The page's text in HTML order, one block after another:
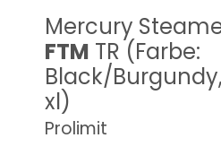
Mercury
FTM TR (Farbe:
Black/
xl)
Prolimit